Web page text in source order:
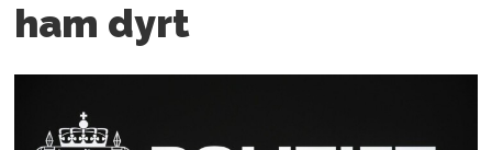
ham dyrt